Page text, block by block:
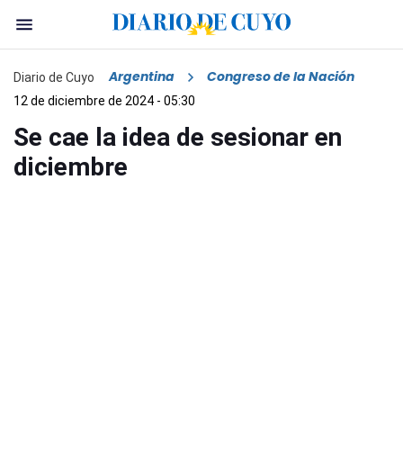
Diario de Cuyo Argentina Congreso de la Nación
12 de diciembre de 2024 - 05:30
Se cae la idea de sesionar en
diciembre